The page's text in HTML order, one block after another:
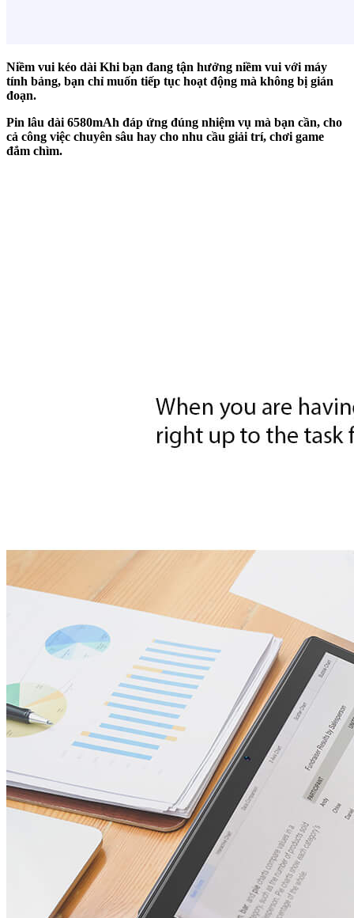
Niềm vui kéo dài Khi bạn đang tận hưởng niềm vui với máy
tính bảng, bạn chỉ muốn tiếp tục hoạt động mà không bị gián
đoạn.
Pin lâu dài 6580mAh đáp ứng đúng nhiệm vụ mà bạn cần, cho
cả công việc chuyên sâu hay cho nhu cầu giải trí, chơi game
đắm chìm.